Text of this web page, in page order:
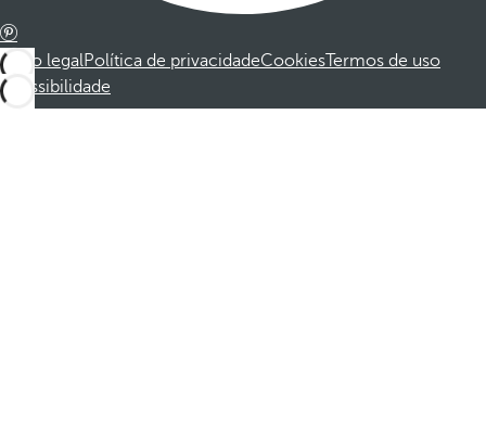
Aviso legalPolítica de privacidadeCookiesTermos de uso
Acessibilidade